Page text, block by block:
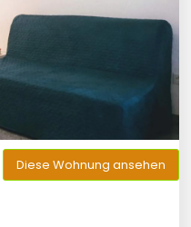
Diese Wohnung ansehen